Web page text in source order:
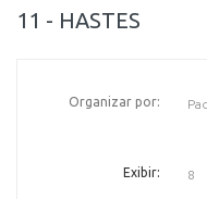
11 - HASTES
Organizar por:
Exibir: